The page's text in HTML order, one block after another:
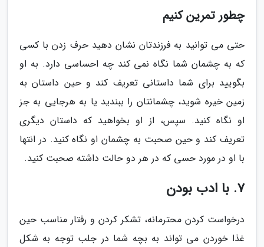
چطور تمرین کنیم
حتی می توانید به فرزندتان نشان دهید حرف زدن با کسی
که به چشمان شما نگاه نمی کند چه احساسی دارد. به او
بگویید برای شما داستانی تعریف کند و حین داستان به
زمین خیره شوید، چشمانتان را ببندید یا به هرجایی به جز
او نگاه کنید. سپس، از او بخواهید که داستان دیگری
تعریف کند و حین صحبت به چشمان او نگاه کنید. در انتها
با او در مورد حسی که در هر دو حالت داشته صحبت کنید.
7. با ادب بودن
درخواست کردن محترمانه، تشکر کردن و رفتار مناسب حین
غذا خوردن می تواند به بچه شما در جلب توجه به شکل